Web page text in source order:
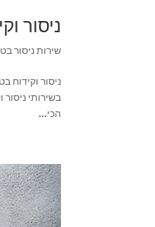
ניסור
שירות ניסור
בשירותי
הכי...